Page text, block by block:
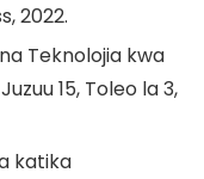
2022.
Teknolojia kwa
15, Toleo la 3,
katika